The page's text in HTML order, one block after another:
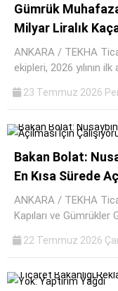
Gümrük
Milyar Liralık
ANKARA / TEKHA
ekipleri, 2026 yılının
23 Temmuz 2026
Bakan Bolat:
En Kısa Sürede
ANKARA / TEKHA
Kapıları ve Gümrükler
22 Temmuz 2026